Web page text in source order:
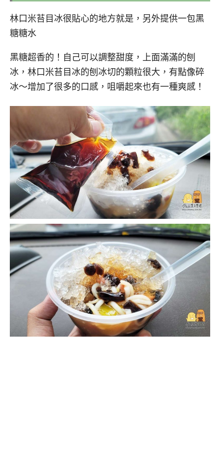
林口米苔目冰很貼心的地方就是，另外提供一包黑
糖糖水
黑糖超香的！自己可以調整甜度，上面滿滿的刨
冰，林口米苔目冰的刨冰切的顆粒很大，有點像碎
冰～增加了很多的口感，咀嚼起來也有一種爽感！